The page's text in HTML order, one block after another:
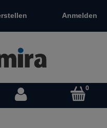
Anmelden